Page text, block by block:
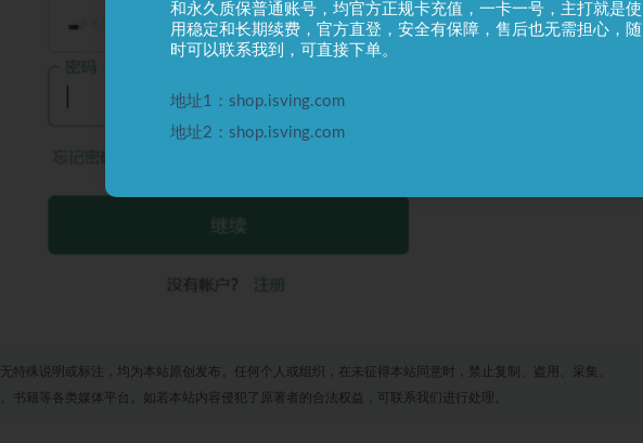
特殊说明或标注，均为本站原创发布。任何个人或组织，在未征得本站同意时，禁止复制、盗用、采集、
书籍等各类媒体平台。如若本站内容侵犯了原著者的合法权益，可联系我们进行处理。
和永久质保普通账号，均官方正规卡充值，一卡一号，主打就是使
用稳定和长期续费，官方直登，安全有保障，售后也无需担心，随
时可以联系我到，可直接下单。
地址1：shop.isving.com
地址2：shop.isving.com